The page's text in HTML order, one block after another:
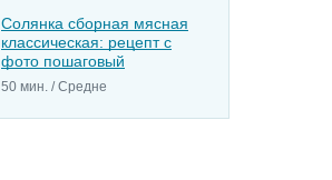
Солянка сборная мясная
классическая: рецепт с
фото пошаговый
50 мин. / Средне